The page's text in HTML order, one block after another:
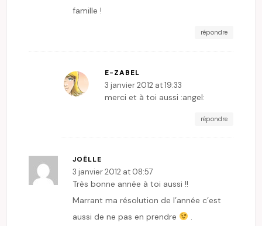
famille !
répondre
E-ZABEL
3 janvier 2012 at 19:33
merci et à toi aussi :angel:
répondre
JOËLLE
3 janvier 2012 at 08:57
Très bonne année à toi aussi !!
Marrant ma résolution de l’année c’est
aussi de ne pas en prendre
.